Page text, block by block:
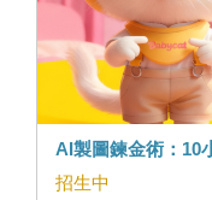
AI製圖鍊金術：10
招生中